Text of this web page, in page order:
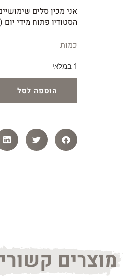
אני מכין סלים
הסטודיו פתוח מידי
כמות
1 במלאי
הוספה לסל
מוצרים